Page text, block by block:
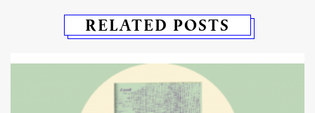
RELATED POSTS